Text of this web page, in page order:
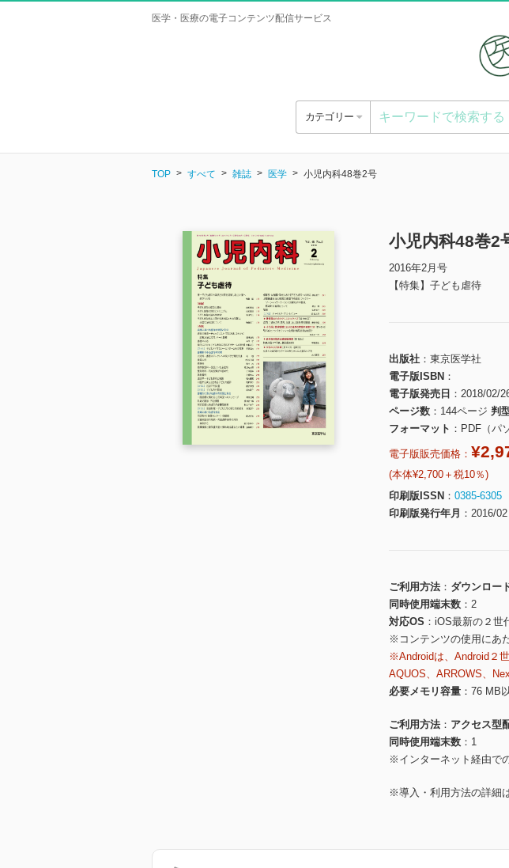
医学・医療の電子コンテンツ配信サービス
カテゴリー
TOP すべて 雑誌 医学 小児内科48巻2号
小児内科48巻2
2016年2月号
【特集】子ども虐待
出版社
東京医学社
電子版ISBN
電子版発売日
2018/02/
ページ数
144ページ 判
フォーマット
PDF（パ
電子版販売価格：
(本体¥2,700＋税10％)
印刷版ISSN
0385-6305
印刷版発行年月
2016/02
ご利用方法
ダウンロー
同時使用端末数
2
対応OS
iOS最新の２世
※コンテンツの使用にあ
※Androidは、Android２
AQUOS、ARROWS、
必要メモリ容量
76 MB
ご利用方法
アクセス型
同時使用端末数
1
※インターネット経由で
※導入・利用方法の詳細